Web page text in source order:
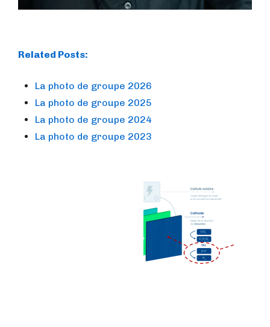
Related Posts:
La photo de groupe 2026
La photo de groupe 2025
La photo de groupe 2024
La photo de groupe 2023